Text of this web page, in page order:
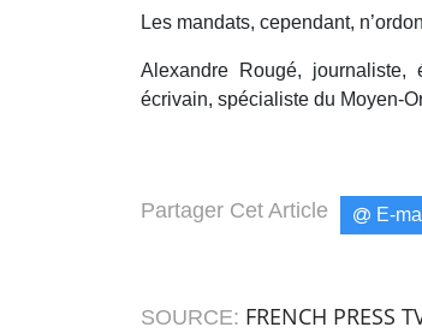
Les mandats, cependant,
Alexandre Rougé, journaliste,
écrivain, spécialiste du Moyen-
Partager Cet Article E-
SOURCE: FRENCH PRESS